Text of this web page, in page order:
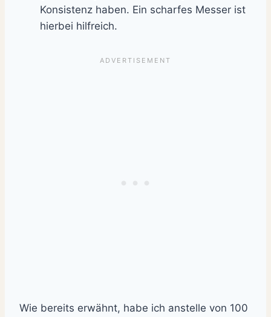
Konsistenz haben. Ein scharfes Messer ist
hierbei hilfreich.
Wie bereits erwähnt, habe ich anstelle von 100